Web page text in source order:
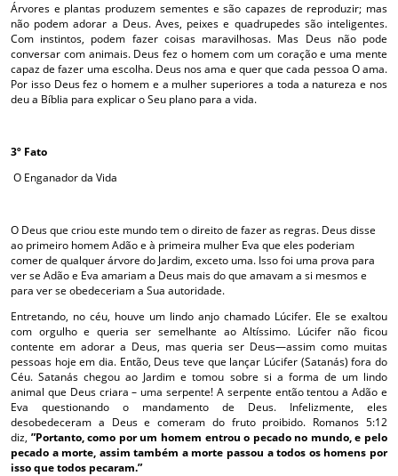
Árvores e plantas produzem sementes e são capazes de reproduzir; mas
não podem adorar a Deus. Aves, peixes e quadrupedes são inteligentes.
Com instintos, podem fazer coisas maravilhosas. Mas Deus não pode
conversar com animais. Deus fez o homem com um coração e uma mente
capaz de fazer uma escolha. Deus nos ama e quer que cada pessoa O ama.
Por isso Deus fez o homem e a mulher superiores a toda a natureza e nos
deu a Bíblia para explicar o Seu plano para a vida.
3º Fato
O Enganador da Vida
O Deus que criou este mundo tem o direito de fazer as regras. Deus disse
ao primeiro homem Adão e à primeira mulher Eva que eles poderiam
comer de qualquer árvore do Jardim, exceto uma. Isso foi uma prova para
ver se Adão e Eva amariam a Deus mais do que amavam a si mesmos e
para ver se obedeceriam a Sua autoridade.
Entretando, no céu, houve um lindo anjo chamado Lúcifer. Ele se exaltou
com orgulho e queria ser semelhante ao Altíssimo. Lúcifer não ficou
contente em adorar a Deus, mas queria ser Deus—assim como muitas
pessoas hoje em dia. Então, Deus teve que lançar Lúcifer (Satanás) fora do
Céu. Satanás chegou ao Jardim e tomou sobre si a forma de um lindo
animal que Deus criara – uma serpente! A serpente então tentou a Adão e
Eva questionando o mandamento de Deus. Infelizmente, eles
desobedeceram a Deus e comeram do fruto proibido. Romanos 5:12
diz, ”Portanto, como por um homem entrou o pecado no mundo, e pelo
pecado a morte, assim também a morte passou a todos os homens por
isso que todos pecaram.”